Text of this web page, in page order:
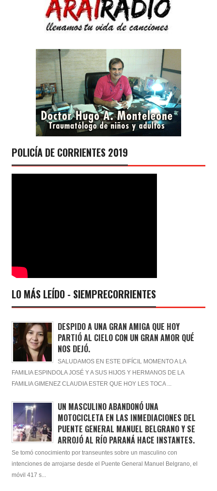
POLICÍA DE CORRIENTES 2019
LO MÁS LEÍDO - SIEMPRECORRIENTES
DESPIDO A UNA GRAN AMIGA QUE HOY
PARTIÓ AL CIELO CON UN GRAN AMOR QUÉ
NOS DEJÓ.
SALUDAMOS EN ESTE DIFÍCIL MOMENTO A LA
FAMILIA ESPINDOLA JOSÉ Y A SUS HIJOS Y HERMANOS DE LA
FAMILIA GIMENEZ CLAUDIA ESTER QUE HOY LES TOCA ...
UN MASCULINO ABANDONÓ UNA
MOTOCICLETA EN LAS INMEDIACIONES DEL
PUENTE GENERAL MANUEL BELGRANO Y SE
ARROJÓ AL RÍO PARANÁ HACE INSTANTES.
Se tomó conocimiento por transeuntes sobre un masculino con
intenciones de arrojarse desde el Puente General Manuel Belgrano, el
móvil 417 s...